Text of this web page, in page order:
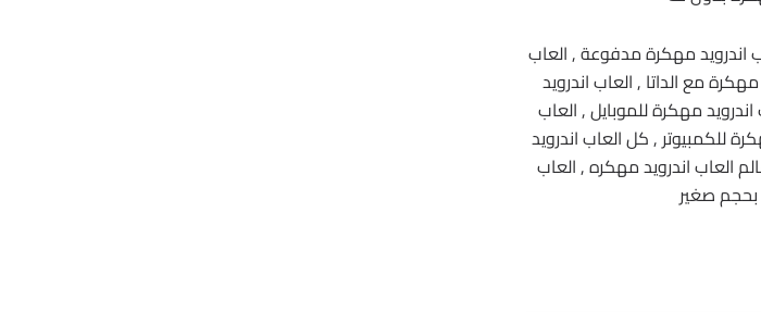
اندرويد مهكرة مدفوعة , العاب
مع الداتا , العاب اندرويد
مهكرة للموبايل , العاب
للكمبيوتر , كل العاب اندرويد
العاب اندرويد مهكره , العاب
بحجم صغير